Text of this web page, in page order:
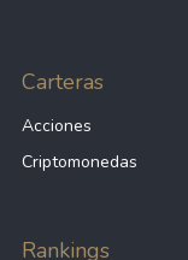
Carteras
Acciones
Criptomonedas
Rankings